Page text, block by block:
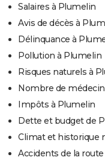
Salaires à Plumelin
Avis de décès à
Délinquance à
Pollution à Plumelin
Risques naturels à
Nombre de
Impôts à Plumelin
Dette et budget de
Climat et historique
Accidents de la